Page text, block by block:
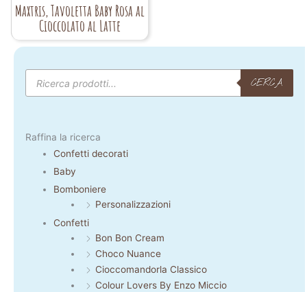
Maxtris, Tavoletta Baby Rosa al
Cioccolato al Latte
Products
search
CERCA
Raffina la ricerca
Confetti decorati
Baby
Bomboniere
Personalizzazioni
Confetti
Bon Bon Cream
Choco Nuance
Cioccomandorla Classico
Colour Lovers By Enzo Miccio